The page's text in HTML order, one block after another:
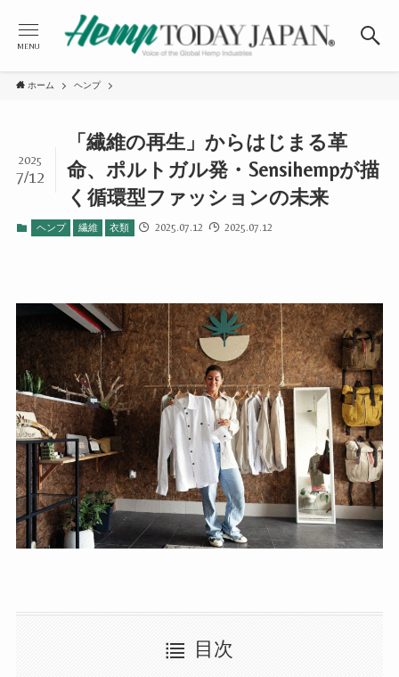
MENU
ホーム ヘンプ
「繊維の再生」からはじまる革
命、ポルトガル発・Sensihempが描
く循環型ファッションの未来
2025
7/12
ヘンプ 繊維 衣類 2025.07.12 2025.07.12
目次